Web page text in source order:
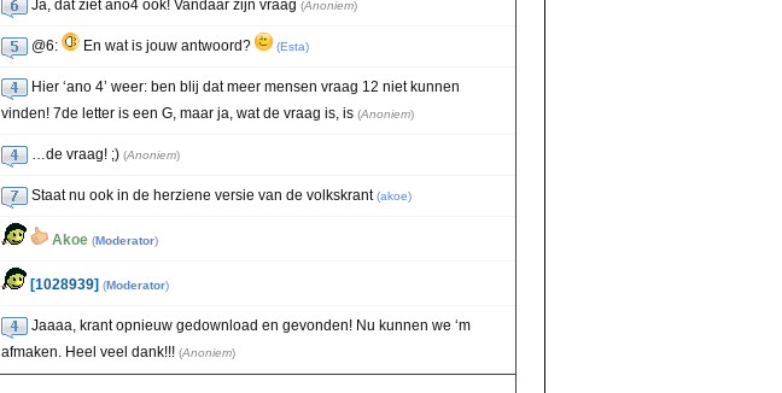
Ja, dat ziet ano4 ook! Vandaar zijn vraag (Anoniem)
@6: En wat is jouw antwoord? (Esta)
Hier ‘ano 4’ weer: ben blij dat meer mensen vraag 12 niet kunnen
vinden! 7de letter is een G, maar ja, wat de vraag is, is (Anoniem)
…de vraag! ;) (Anoniem)
Staat nu ook in de herziene versie van de volkskrant (akoe)
Akoe (Moderator)
[1028939] (Moderator)
Jaaaa, krant opnieuw gedownload en gevonden! Nu kunnen we ‘m
afmaken. Heel veel dank!!! (Anoniem)